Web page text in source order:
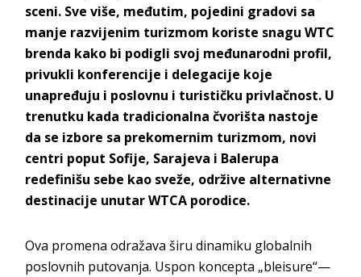
sceni. Sve više, međutim, pojedini gradovi sa
manje razvijenim turizmom koriste snagu WTC
brenda kako bi podigli svoj međunarodni profil,
privukli konferencije i delegacije koje
unapređuju i poslovnu i turističku privlačnost. U
trenutku kada tradicionalna čvorišta nastoje
da se izbore sa prekomernim turizmom, novi
centri poput Sofije, Sarajeva i Balerupa
redefinišu sebe kao sveže, održive alternativne
destinacije unutar WTCA porodice.
Ova promena odražava širu dinamiku globalnih
poslovnih putovanja. Uspon koncepta „bleisure“—